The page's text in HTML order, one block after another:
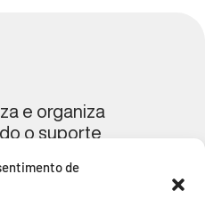
de
e organiza
o suporte
que seja o